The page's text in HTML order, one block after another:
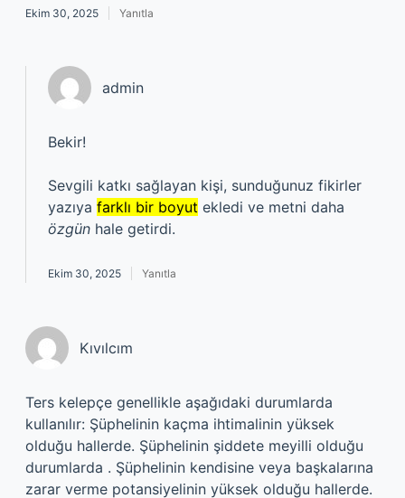
Ekim 30, 2025 Yanıtla
admin
Bekir!
Sevgili katkı sağlayan kişi, sunduğunuz fikirler
yazıya farklı bir boyut ekledi ve metni daha
özgün hale getirdi.
Ekim 30, 2025 Yanıtla
Kıvılcım
Ters kelepçe genellikle aşağıdaki durumlarda
kullanılır: Şüphelinin kaçma ihtimalinin yüksek
olduğu hallerde. Şüphelinin şiddete meyilli olduğu
durumlarda . Şüphelinin kendisine veya başkalarına
zarar verme potansiyelinin yüksek olduğu hallerde.